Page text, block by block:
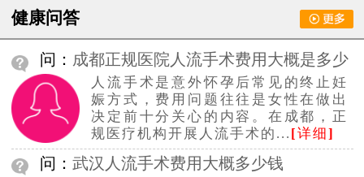
健康问答
问： 成都正规医院人流手术费用大概是多少
钱
人流手术是意外怀孕后常见的终止妊
娠方式，费用问题往往是女性在做出
决定前十分关心的内容。在成都，正
规医疗机构开展人流手术的... [详细]
问： 武汉人流手术费用大概多少钱